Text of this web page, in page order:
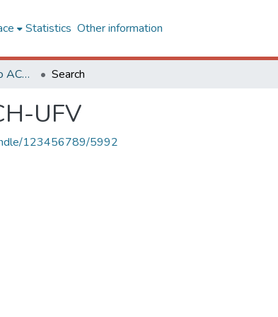
Statistics Other information
Acervo Fotográfico do ACH-UFV Search
UFV
123456789/5992